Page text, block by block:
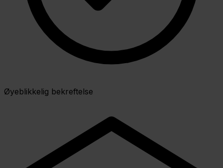
Øyeblikkelig bekreftelse